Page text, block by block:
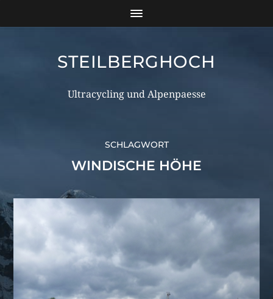
STEILBERGHOCH
Ultracycling und Alpenpaesse
SCHLAGWORT
WINDISCHE HÖHE